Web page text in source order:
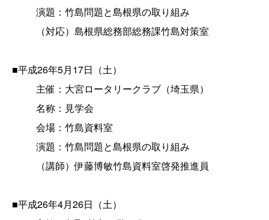
演題：竹島問題と島根県の取り組み
（対応）島根県総務部総務課竹島対策室
■平成26年5月17日（土）
主催：大宮ロータリークラブ（埼玉県）
名称：見学会
会場：竹島資料室
演題：竹島問題と島根県の取り組み
（講師）伊藤博敏竹島資料室啓発推進員
■平成26年4月26日（土）